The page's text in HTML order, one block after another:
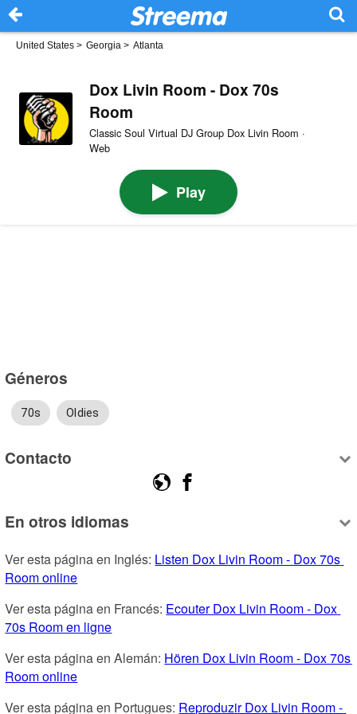
United States > Georgia > Atlanta
Dox Livin Room - Dox 70s
Room
Classic Soul Virtual DJ Group Dox Livin Room ·
Web
Play
Géneros
70s Oldies
Contacto
En otros idiomas
Ver esta página en Inglés: Listen Dox Livin Room - Dox 70s
Room online
Ver esta página en Francés: Ecouter Dox Livin Room - Dox
70s Room en ligne
Ver esta página en Alemán: Hören Dox Livin Room - Dox 70s
Room online
Ver esta página en Portugues: Reproduzir Dox Livin Room -